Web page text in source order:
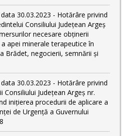
30.03.2023 - Hotărâre privind
Consiliului Județean Argeș
necesare obținerii
apei minerale terapeutice în
Brădet, negocierii, semnării și
30.03.2023 - Hotărâre privind
Județean Argeș nr.
inițierea procedurii de aplicare a
de Urgență a Guvernului